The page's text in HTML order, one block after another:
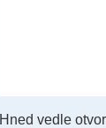
Hned vedle